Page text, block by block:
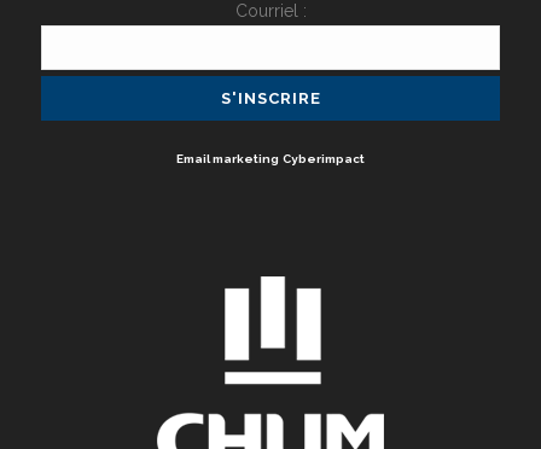
Courriel :
Email marketing Cyberimpact